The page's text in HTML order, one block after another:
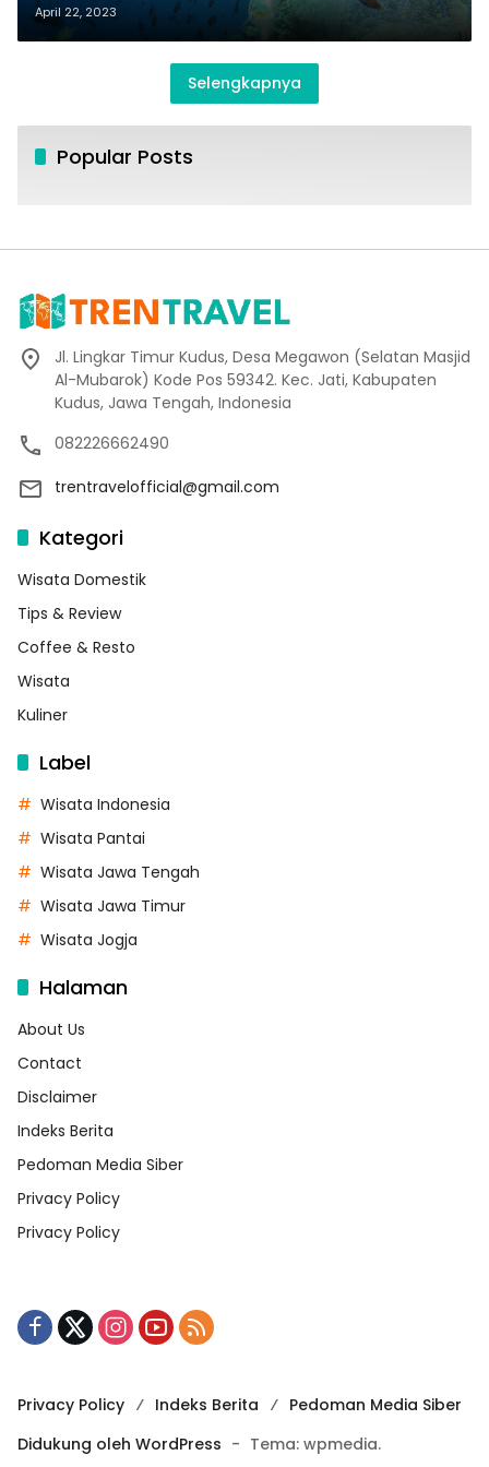
April 22, 2023
Selengkapnya
Popular Posts
Jl. Lingkar Timur Kudus, Desa Megawon (Selatan Masjid
Al-Mubarok) Kode Pos 59342. Kec. Jati, Kabupaten
Kudus, Jawa Tengah, Indonesia
082226662490
trentravelofficial@gmail.com
Kategori
Wisata Domestik
Tips & Review
Coffee & Resto
Wisata
Kuliner
Label
Wisata Indonesia
Wisata Pantai
Wisata Jawa Tengah
Wisata Jawa Timur
Wisata Jogja
Halaman
About Us
Contact
Disclaimer
Indeks Berita
Pedoman Media Siber
Privacy Policy
Privacy Policy
Privacy Policy Indeks Berita
Pedoman Media Siber
Didukung oleh WordPress - Tema: wpmedia.